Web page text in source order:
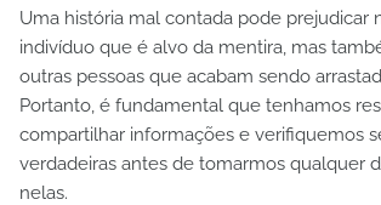
Uma história mal contada pode prejudicar
indivíduo que é alvo da mentira, mas
outras pessoas que acabam sendo
Portanto, é fundamental que tenhamos
compartilhar informações e verifiquemos
verdadeiras antes de tomarmos qualquer
nelas.